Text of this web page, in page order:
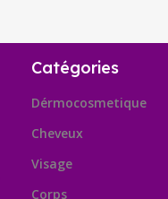
Catégories
Dérmocosmetique
Cheveux
Visage
Corps